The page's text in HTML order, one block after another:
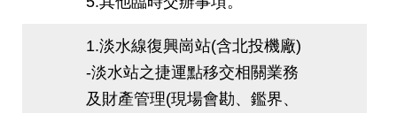
1.淡水線復興崗站(含北投機廠)
-淡水站之捷運點移交相關業務
及財產管理(現場會勘、鑑界、